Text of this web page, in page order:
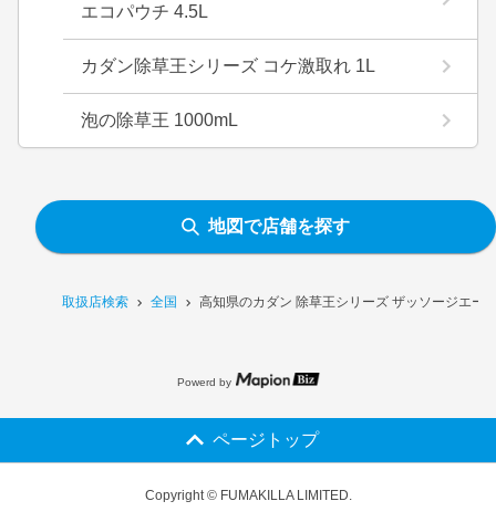
取扱店検索 全国 高知県のカダン 除草王シリーズ ザッソージエー
エコパウチ 4.5L
カダン除草王シリーズ コケ激取れ 1L
泡の除草王 1000mL
地図で店舗を探す
Powerd by
ページトップ
Copyright © FUMAKILLA LIMITED.